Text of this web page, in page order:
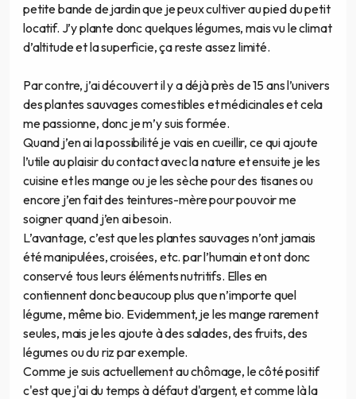
petite bande de jardin que je peux cultiver au pied du petit
locatif. J’y plante donc quelques légumes, mais vu le climat
d’altitude et la superficie, ça reste assez limité.
Par contre, j’ai découvert il y a déjà près de 15 ans l’univers
des plantes sauvages comestibles et médicinales et cela
me passionne, donc je m’y suis formée.
Quand j’en ai la possibilité je vais en cueillir, ce qui ajoute
l’utile au plaisir du contact avec la nature et ensuite je les
cuisine et les mange ou je les sèche pour des tisanes ou
encore j’en fait des teintures-mère pour pouvoir me
soigner quand j’en ai besoin.
L’avantage, c’est que les plantes sauvages n’ont jamais
été manipulées, croisées, etc. par l’humain et ont donc
conservé tous leurs éléments nutritifs. Elles en
contiennent donc beaucoup plus que n’importe quel
légume, même bio. Evidemment, je les mange rarement
seules, mais je les ajoute à des salades, des fruits, des
légumes ou du riz par exemple.
Comme je suis actuellement au chômage, le côté positif
c'est que j'ai du temps à défaut d'argent, et comme là la